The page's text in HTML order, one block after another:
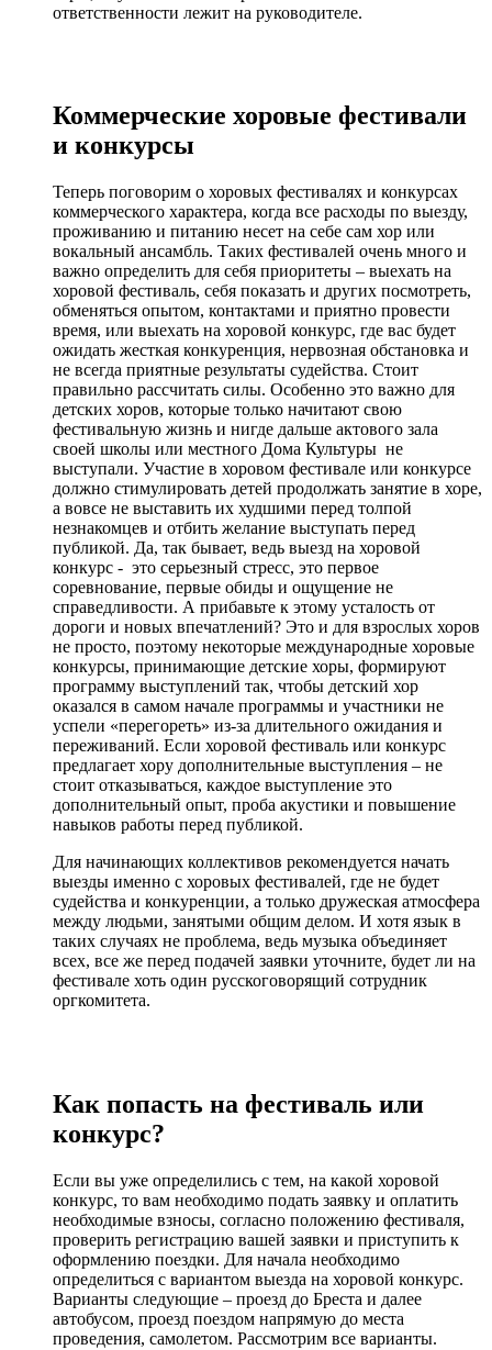
ответственности лежит на руководителе.
Коммерческие хоровые фестивали
и конкурсы
Теперь поговорим о хоровых фестивалях и конкурсах
коммерческого характера, когда все расходы по выезду,
проживанию и питанию несет на себе сам хор или
вокальный ансамбль. Таких фестивалей очень много и
важно определить для себя приоритеты – выехать на
хоровой фестиваль, себя показать и других посмотреть,
обменяться опытом, контактами и приятно провести
время, или выехать на хоровой конкурс, где вас будет
ожидать жесткая конкуренция, нервозная обстановка и
не всегда приятные результаты судейства. Стоит
правильно рассчитать силы. Особенно это важно для
детских хоров, которые только начитают свою
фестивальную жизнь и нигде дальше актового зала
своей школы или местного Дома Культуры не
выступали. Участие в хоровом фестивале или конкурсе
должно стимулировать детей продолжать занятие в хоре,
а вовсе не выставить их худшими перед толпой
незнакомцев и отбить желание выступать перед
публикой. Да, так бывает, ведь выезд на хоровой
конкурс - это серьезный стресс, это первое
соревнование, первые обиды и ощущение не
справедливости. А прибавьте к этому усталость от
дороги и новых впечатлений? Это и для взрослых хоров
не просто, поэтому некоторые международные хоровые
конкурсы, принимающие детские хоры, формируют
программу выступлений так, чтобы детский хор
оказался в самом начале программы и участники не
успели «перегореть» из-за длительного ожидания и
переживаний. Если хоровой фестиваль или конкурс
предлагает хору дополнительные выступления – не
стоит отказываться, каждое выступление это
дополнительный опыт, проба акустики и повышение
навыков работы перед публикой.
Для начинающих коллективов рекомендуется начать
выезды именно с хоровых фестивалей, где не будет
судейства и конкуренции, а только дружеская атмосфера
между людьми, занятыми общим делом. И хотя язык в
таких случаях не проблема, ведь музыка объединяет
всех, все же перед подачей заявки уточните, будет ли на
фестивале хоть один русскоговорящий сотрудник
оргкомитета.
Как попасть на фестиваль или
конкурс?
Если вы уже определились с тем, на какой хоровой
конкурс, то вам необходимо подать заявку и оплатить
необходимые взносы, согласно положению фестиваля,
проверить регистрацию вашей заявки и приступить к
оформлению поездки. Для начала необходимо
определиться с вариантом выезда на хоровой конкурс.
Варианты следующие – проезд до Бреста и далее
автобусом, проезд поездом напрямую до места
проведения, самолетом. Рассмотрим все варианты.